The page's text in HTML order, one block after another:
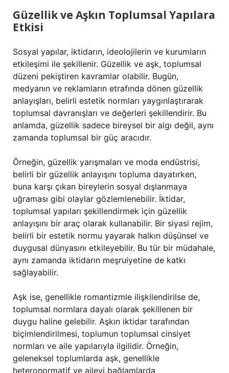
Güzellik ve Aşkın Toplumsal Yapılara
Etkisi
Sosyal yapılar, iktidarın, ideolojilerin ve kurumların
etkileşimi ile şekillenir. Güzellik ve aşk, toplumsal
düzeni pekiştiren kavramlar olabilir. Bugün,
medyanın ve reklamların etrafında dönen güzellik
anlayışları, belirli estetik normları yaygınlaştırarak
toplumsal davranışları ve değerleri şekillendirir. Bu
anlamda, güzellik sadece bireysel bir algı değil, aynı
zamanda toplumsal bir güç aracıdır.
Örneğin, güzellik yarışmaları ve moda endüstrisi,
belirli bir güzellik anlayışını topluma dayatırken,
buna karşı çıkan bireylerin sosyal dışlanmaya
uğraması gibi olaylar gözlemlenebilir. İktidar,
toplumsal yapıları şekillendirmek için güzellik
anlayışını bir araç olarak kullanabilir. Bir siyasi rejim,
belirli bir estetik normu yayarak halkın düşünsel ve
duygusal dünyasını etkileyebilir. Bu tür bir müdahale,
aynı zamanda iktidarın meşruiyetine de katkı
sağlayabilir.
Aşk ise, genellikle romantizmle ilişkilendirilse de,
toplumsal normlara dayalı olarak şekillenen bir
duygu haline gelebilir. Aşkın iktidar tarafından
biçimlendirilmesi, toplumun toplumsal cinsiyet
normları ve aile yapılarıyla ilgilidir. Örneğin,
geleneksel toplumlarda aşk, genellikle
heteronormatif ve ailevi bağlamlarda